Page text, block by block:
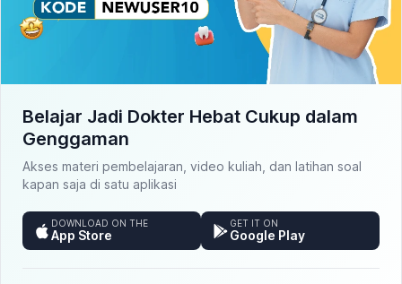
Belajar Jadi Dokter Hebat Cukup dalam
Genggaman
Akses materi pembelajaran, video kuliah, dan latihan soal
kapan saja di satu aplikasi
DOWNLOAD ON THE
App Store
GET IT ON
Google Play